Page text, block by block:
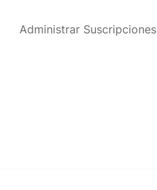
Administrar Suscripciones